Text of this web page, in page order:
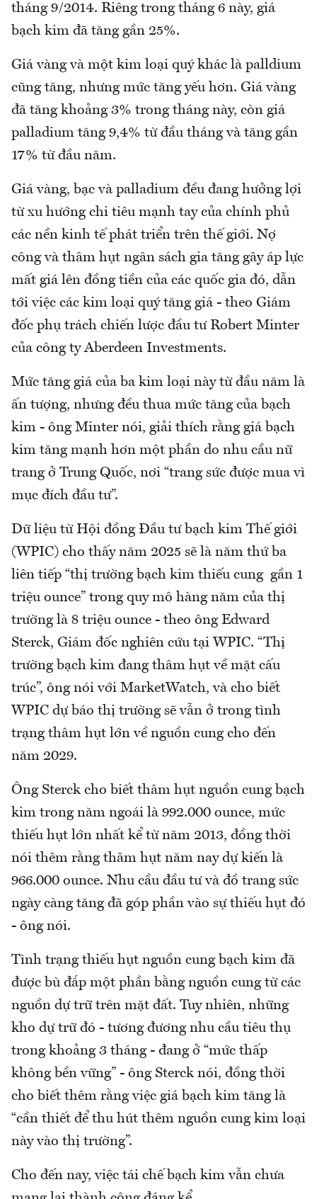
tháng 9/2014. Riêng trong tháng 6 này, giá
bạch kim đã tăng gần 25%.
Giá vàng và một kim loại quý khác là palldium
cũng tăng, nhưng mức tăng yếu hơn. Giá vàng
đã tăng khoảng 3% trong tháng này, còn giá
palladium tăng 9,4% từ đầu tháng và tăng gần
17% từ đầu năm.
Giá vàng, bạc và palladium đều đang hưởng lợi
từ xu hướng chi tiêu mạnh tay của chính phủ
các nền kinh tế phát triển trên thế giới. Nợ
công và thâm hụt ngân sách gia tăng gây áp lực
mất giá lên đồng tiền của các quốc gia đó, dẫn
tới việc các kim loại quý tăng giá - theo Giám
đốc phụ trách chiến lược đầu tư Robert Minter
của công ty Aberdeen Investments.
Mức tăng giá của ba kim loại này từ đầu năm là
ấn tượng, nhưng đều thua mức tăng của bạch
kim - ông Minter nói, giải thích rằng giá bạch
kim tăng mạnh hơn một phần do nhu cầu nữ
trang ở Trung Quốc, nơi “trang sức được mua vì
mục đích đầu tư”.
Dữ liệu từ Hội đồng Đầu tư bạch kim Thế giới
(WPIC) cho thấy năm 2025 sẽ là năm thứ ba
liên tiếp “thị trường bạch kim thiếu cung gần 1
triệu ounce” trong quy mô hàng năm của thị
trường là 8 triệu ounce - theo ông Edward
Sterck, Giám đốc nghiên cứu tại WPIC. “Thị
trường bạch kim đang thâm hụt về mặt cấu
trúc”, ông nói với MarketWatch, và cho biết
WPIC dự báo thị trường sẽ vẫn ở trong tình
trạng thâm hụt lớn về nguồn cung cho đến
năm 2029.
Ông Sterck cho biết thâm hụt nguồn cung bạch
kim trong năm ngoái là 992.000 ounce, mức
thiếu hụt lớn nhất kể từ năm 2013, đồng thời
nói thêm rằng thâm hụt năm nay dự kiến ​​là
966.000 ounce. Nhu cầu đầu tư và đồ trang sức
ngày càng tăng đã góp phần vào sự thiếu hụt đó
- ông nói.
Tình trạng thiếu hụt nguồn cung bạch kim đã
được bù đắp một phần bằng nguồn cung từ các
nguồn dự trữ trên mặt đất. Tuy nhiên, những
kho dự trữ đó - tương đương nhu cầu tiêu thụ
trong khoảng 3 tháng - đang ở “mức thấp
không bền vững” - ông Sterck nói, đồng thời
cho biết thêm rằng việc giá bạch kim tăng là
“cần thiết để thu hút thêm nguồn cung kim loại
này vào thị trường”.
Cho đến nay, việc tái chế bạch kim vẫn chưa